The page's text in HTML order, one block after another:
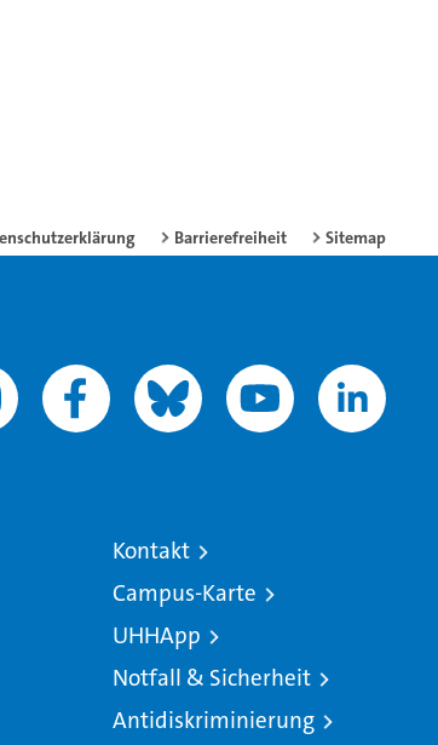
Barrierefreiheit Sitemap
Kontakt
Campus-Karte
UHHApp
Notfall & Sicherheit
Antidiskriminierung